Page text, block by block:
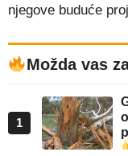
njegove buduće
Možda vas
1